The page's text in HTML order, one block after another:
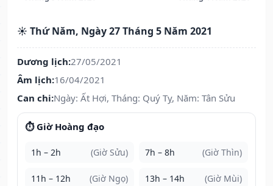
☀️ Thứ Năm, Ngày 27 Tháng 5 Năm 2021
Dương lịch:27/05/2021
Âm lịch:16/04/2021
Can chi:Ngày: Ất Hợi, Tháng: Quý Tỵ, Năm: Tân Sửu
⏱️ Giờ Hoàng đạo
1h – 2h (Giờ Sửu) 7h – 8h (Giờ Thìn)
11h – 12h (Giờ Ngọ) 13h – 14h (Giờ Mùi)